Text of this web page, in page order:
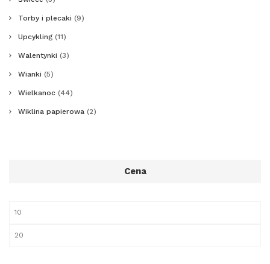
Torby i plecaki (9)
Upcykling (11)
Walentynki (3)
Wianki (5)
Wielkanoc (44)
Wiklina papierowa (2)
Cena